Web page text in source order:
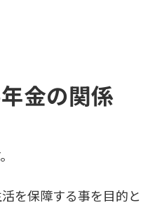
金の関係
を保障する事を目的と